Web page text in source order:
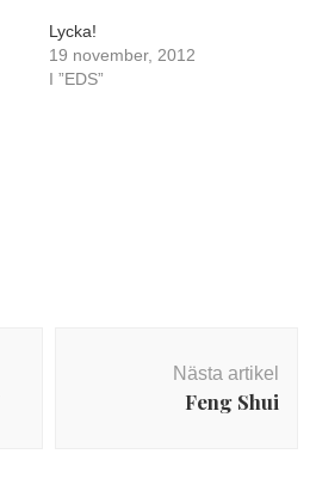
Lycka!
19 november, 2012
I ”EDS”
Nästa artikel
Feng Shui